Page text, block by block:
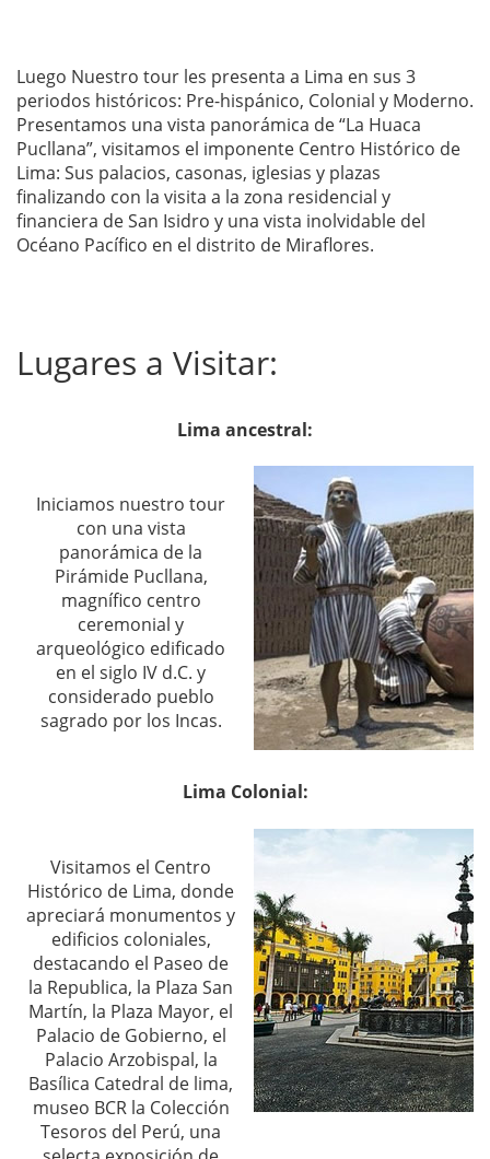
Luego Nuestro tour les presenta a Lima en sus 3
periodos históricos: Pre-hispánico, Colonial y Moderno.
Presentamos una vista panorámica de “La Huaca
Pucllana”, visitamos el imponente Centro Histórico de
Lima: Sus palacios, casonas, iglesias y plazas
finalizando con la visita a la zona residencial y
financiera de San Isidro y una vista inolvidable del
Océano Pacífico en el distrito de Miraflores.
Lugares a Visitar:
Lima ancestral:
Iniciamos nuestro tour
con una vista
panorámica de la
Pirámide Pucllana,
magnífico centro
ceremonial y
arqueológico edificado
en el siglo IV d.C. y
considerado pueblo
sagrado por los Incas.
Lima Colonial:
Visitamos el Centro
Histórico de Lima, donde
apreciará monumentos y
edificios coloniales,
destacando el Paseo de
la Republica, la Plaza San
Martín, la Plaza Mayor, el
Palacio de Gobierno, el
Palacio Arzobispal, la
Basílica Catedral de lima,
museo BCR la Colección
Tesoros del Perú, una